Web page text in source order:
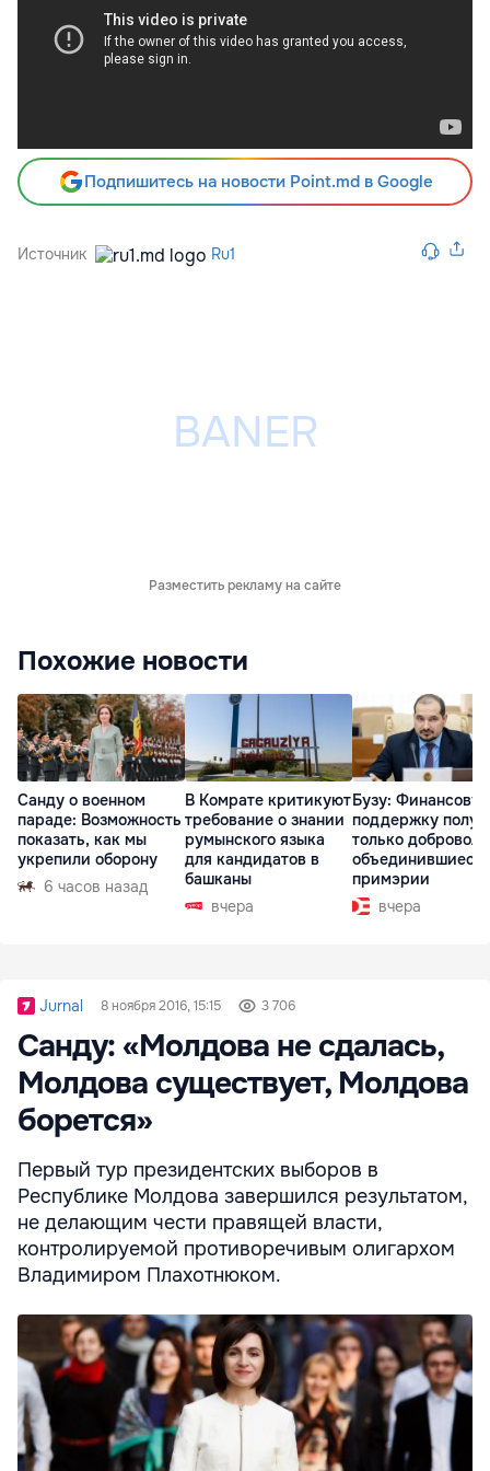
Подпишитесь на новости Point.md в Google
Источник Ru1
Разместить рекламу на сайте
Похожие новости
Санду о военном
параде: Возможность
показать, как мы
укрепили оборону
6 часов назад
В Комрате критикуют
требование о знании
румынского языка
для кандидатов в
башканы
вчера
Бузу:
поддержку
только
объединившиеся
примэрии
вчера
Jurnal 8 ноября 2016, 15:15 3 706
Санду: «Молдова не сдалась,
Молдова существует, Молдова
борется»
Первый тур президентских выборов в
Республике Молдова завершился результатом,
не делающим чести правящей власти,
контролируемой противоречивым олигархом
Владимиром Плахотнюком.